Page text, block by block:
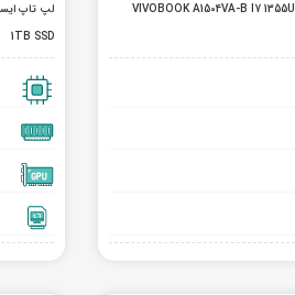
لپ تاپ ایسوس 15.6 اینچی مدل VIVOBOOK A1504VA-B I7 1355U
1TB SSD